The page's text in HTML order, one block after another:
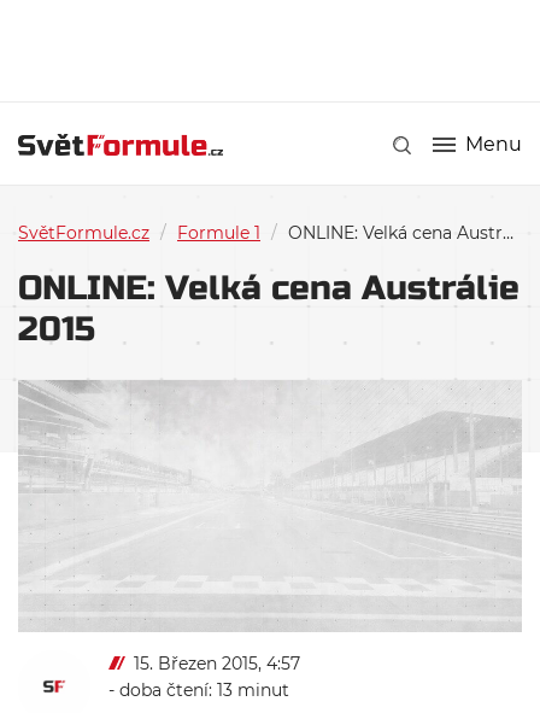
Menu
SvětFormule.cz / Formule 1 / ONLINE: Velká cena Austrálie 2015
ONLINE: Velká cena Austrálie
2015
15. Březen 2015, 4:57
- doba čtení: 13 minut